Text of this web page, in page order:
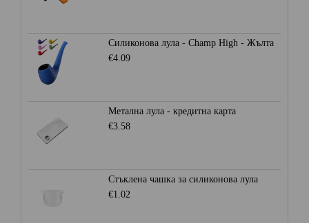
Силиконова лула - Champ High - Жълта
€4.09
Метална лула - кредитна карта
€3.58
Стъклена чашка за силиконова лула
€1.02